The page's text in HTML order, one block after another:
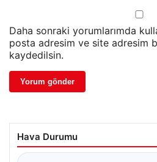
Daha sonraki yorumlarımda
posta adresim ve site adresim
kaydedilsin.
Hava Durumu